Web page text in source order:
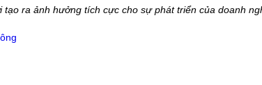
ra ảnh hưởng tích cực cho sự phát triển của doanh